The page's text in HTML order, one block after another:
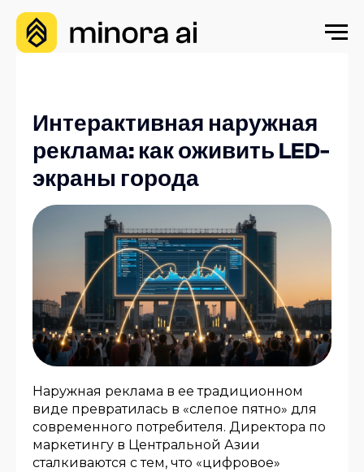
Интерактивная наружная
реклама: как оживить LED-
экраны города
Наружная реклама в ее традиционном
виде превратилась в «слепое пятно» для
современного потребителя. Директора по
маркетингу в Центральной Азии
сталкиваются с тем, что «цифровое»